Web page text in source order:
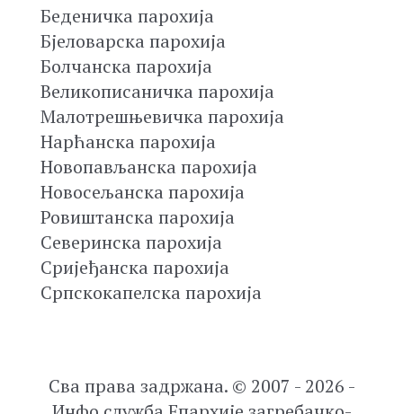
Беденичка парохија
Бјеловарска парохија
Болчанска парохија
Великописаничка парохија
Малотрешњевичка парохија
Нарћанска парохија
Новопављанска парохија
Новосељанска парохија
Ровиштанска парохија
Северинска парохија
Сријеђанска парохија
Српскокапелска парохија
Сва права задржана. © 2007 - 2026 -